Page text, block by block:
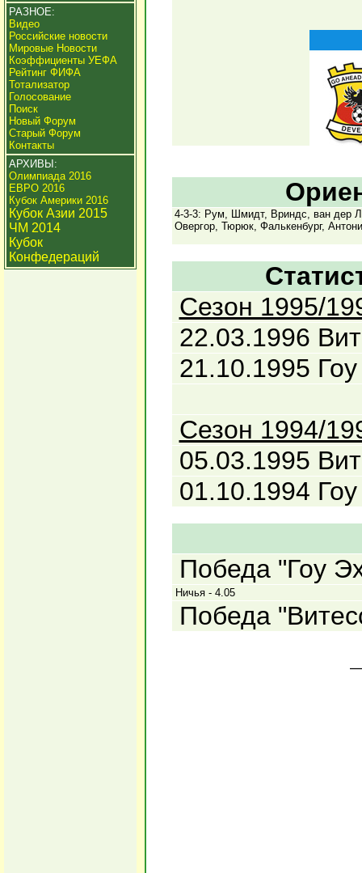
РАЗНОЕ:
Видео
Российские новости
Мировые Новости
Коэффициенты УЕФА
Рейтинг ФИФА
Тотализатор
Голосование
Поиск
Новый Форум
Старый Форум
Контакты
АРХИВЫ:
Олимпиада 2016
ЕВРО 2016
Кубок Америки 2016
Кубок Азии 2015
ЧМ 2014
Кубок
Конфедераций
4-3-3: Рум, Шмидт, Вриндс, ван дер
Овергор, Тюрюк, Фалькенбург,
Сезон 1995/
22.03.1996
21.10.1995
Сезон 1994/
05.03.1995
01.10.1994
Победа "Гоу
Ничья - 4.05
Победа